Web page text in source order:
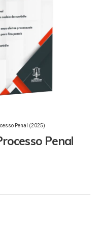
Penal (2025)
Penal